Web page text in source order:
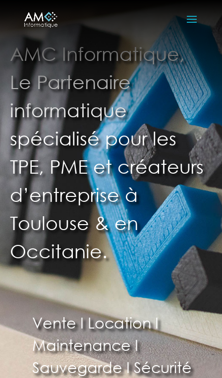
AMC Informatique,
Le Partenaire
informatique
spécialisé pour les
TPE, PME et créateurs
d’entreprise à
Toulouse & en
Occitanie.
Vente I Location I
Maintenance I
Sauvegarde I Sécurité